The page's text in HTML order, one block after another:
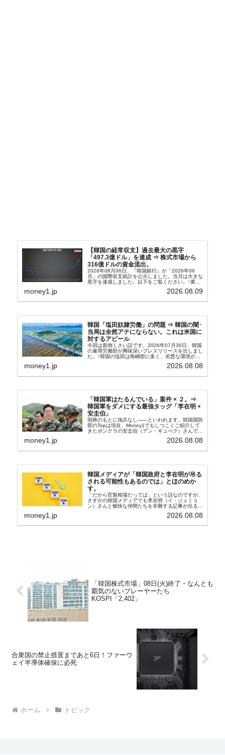
【韓国の経常収支】過去最大の黒字
「497.3億ドル」を達成 ⇒ 株式市場から
316億ドルの資金流出。
2026年08月06日、『韓国銀行』が「2026年06
月」の国際収支統計を公示しました。当月は大きな
黒字を達成しました。以下をご覧ください。↑黄色
の経常収支です。2026年06月貿易収支：4...
money1.jp 2026.08.09
韓国「塩田奴隷労働」の問題 ⇒ 韓国の闇･
当局は全然アテにならない。これは米国に
対するアピール
今回は面倒くさい話です。2026年07月30日、韓国
の雇用労働部が興味深いプレスリリースを出しまし
た。↑韓国の塩田は島嶼部に多く、劣悪な環境が一
たといわれます（後述）。これは、いわゆる「塩田
money1.jp 2026.08.08
「韓国軍はたるんでいる」案件 × ２。⇒
韓国軍をダメにする最強タッグ「李在明 +
安圭伯」
弱将のもとに強兵なし――といわれます。韓国国防
部のTopは現在、Money1でもしつこくご紹介して
きたボンクラの安圭伯（アン・ギュベク）さんで
す。↑経済的無知蒙昧な李在明（イ・ジェミョン）
さんと「韓国初の文官上がり」の国防部長官安圭伯
money1.jp 2026.08.08
韓国メディアが「韓国政府と李在明が吊る
される可能性もあるのでは」とほのめか
す。
「だから官製相場だってば」という話なのですが、
さすがの韓国メディアでも李在明（イ・ジェミョ
ン）さんと愉快な仲間たちを非難する記事が出るよ
『朝鮮日報』に面白い記事が出ています。「東西南
money1.jp 2026.08.08
「韓国株式市場」08日(火)終了・なんとも
覇気のないプレーヤーたち
KOSPI「2,402」
合衆国の禁止措置まであと6日！ファーウ
ェイ半導体確保に必死
ホーム トピック